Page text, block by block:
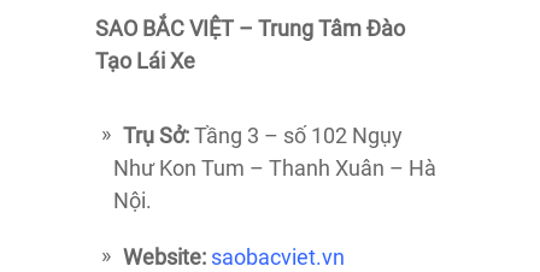
SAO BẮC VIỆT – Trung Tâm Đào
Tạo Lái Xe
Trụ Sở:Tầng 3 – số 102 Ngụy
Như Kon Tum – Thanh Xuân – Hà
Nội.
Website: saobacviet.vn